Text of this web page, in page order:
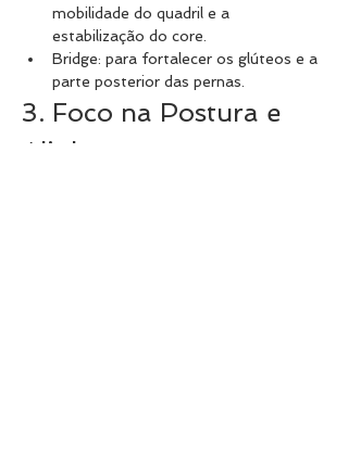
mobilidade do quadril e a
estabilização do core.
Bridge: para fortalecer os glúteos e a
parte posterior das pernas.
3. Foco na Postura e
Alinhamento